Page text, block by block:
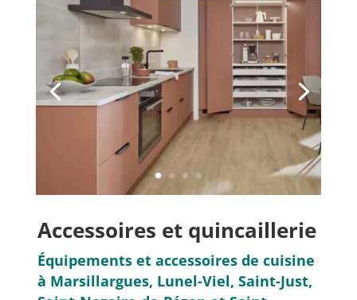
Accessoires et quincaillerie
Équipements et accessoires de cuisine
à Marsillargues, Lunel-Viel, Saint-Just,